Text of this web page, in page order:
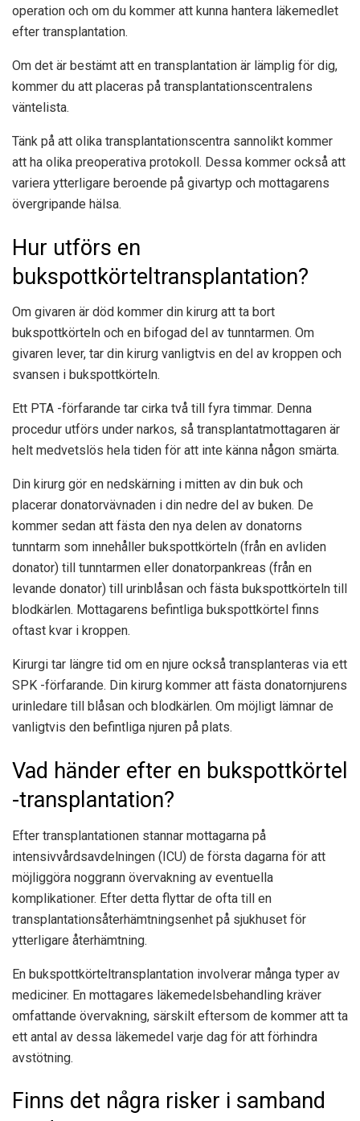
operation och om du kommer att kunna hantera läkemedlet
efter transplantation.
Om det är bestämt att en transplantation är lämplig för dig,
kommer du att placeras på transplantationscentralens
väntelista.
Tänk på att olika transplantationscentra sannolikt kommer
att ha olika preoperativa protokoll. Dessa kommer också att
variera ytterligare beroende på givartyp och mottagarens
övergripande hälsa.
Hur utförs en
bukspottkörteltransplantation?
Om givaren är död kommer din kirurg att ta bort
bukspottkörteln och en bifogad del av tunntarmen. Om
givaren lever, tar din kirurg vanligtvis en del av kroppen och
svansen i bukspottkörteln.
Ett PTA -förfarande tar cirka två till fyra timmar. Denna
procedur utförs under narkos, så transplantatmottagaren är
helt medvetslös hela tiden för att inte känna någon smärta.
Din kirurg gör en nedskärning i mitten av din buk och
placerar donatorvävnaden i din nedre del av buken. De
kommer sedan att fästa den nya delen av donatorns
tunntarm som innehåller bukspottkörteln (från en avliden
donator) till tunntarmen eller donatorpankreas (från en
levande donator) till urinblåsan och fästa bukspottkörteln till
blodkärlen. Mottagarens befintliga bukspottkörtel finns
oftast kvar i kroppen.
Kirurgi tar längre tid om en njure också transplanteras via ett
SPK -förfarande. Din kirurg kommer att fästa donatornjurens
urinledare till blåsan och blodkärlen. Om möjligt lämnar de
vanligtvis den befintliga njuren på plats.
Vad händer efter en bukspottkörtel
-transplantation?
Efter transplantationen stannar mottagarna på
intensivvårdsavdelningen (ICU) de första dagarna för att
möjliggöra noggrann övervakning av eventuella
komplikationer. Efter detta flyttar de ofta till en
transplantationsåterhämtningsenhet på sjukhuset för
ytterligare återhämtning.
En bukspottkörteltransplantation involverar många typer av
mediciner. En mottagares läkemedelsbehandling kräver
omfattande övervakning, särskilt eftersom de kommer att ta
ett antal av dessa läkemedel varje dag för att förhindra
avstötning.
Finns det några risker i samband